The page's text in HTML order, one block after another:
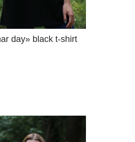
day» black t-shirt